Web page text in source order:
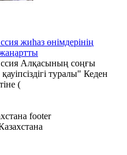
жиһаз өнімдерінің
жаңартты
Алқасының соңғы
туралы" Кеден
(